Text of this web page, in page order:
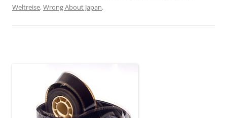
Weltreise,Wrong About Japan.